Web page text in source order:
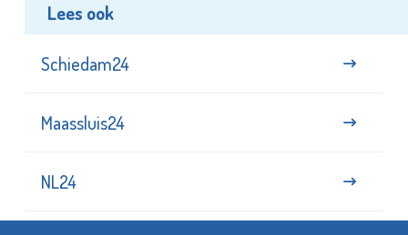
Lees ook
Schiedam24
Maassluis24
NL24